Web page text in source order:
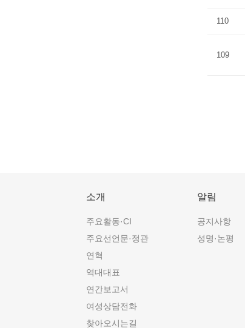
110
109
소개
주요활동·CI
주요선언문·정관
연혁
역대대표
연간보고서
여성상담전화
찾아오시는길
알림
공지사항
성명·논평